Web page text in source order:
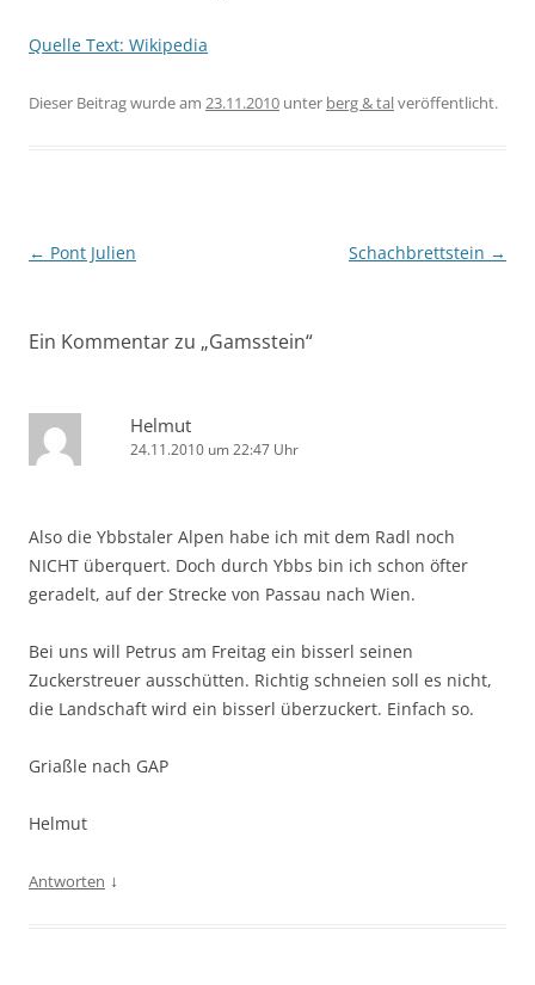
Quelle Text: Wikipedia
Dieser Beitrag wurde am 23.11.2010 unter berg & talveröffentlicht.
Beitragsnavigation
← Pont Julien Schachbrettstein →
Ein Kommentar zu „Gamsstein“
Helmut
24.11.2010 um 22:47 Uhr
Also die Ybbstaler Alpen habe ich mit dem Radl noch
NICHT überquert. Doch durch Ybbs bin ich schon öfter
geradelt, auf der Strecke von Passau nach Wien.
Bei uns will Petrus am Freitag ein bisserl seinen
Zuckerstreuer ausschütten. Richtig schneien soll es nicht,
die Landschaft wird ein bisserl überzuckert. Einfach so.
Griaßle nach GAP
Helmut
Antworten ↓